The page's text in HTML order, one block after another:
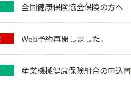
全国健康保険協会保険の方へ
Web予約再開しました。
産業機械健康保険組合の申込書